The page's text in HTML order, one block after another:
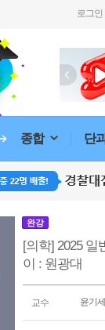
로그인
종합 단
완강
[의학] 2025
이 : 원광대
교수 윤기세